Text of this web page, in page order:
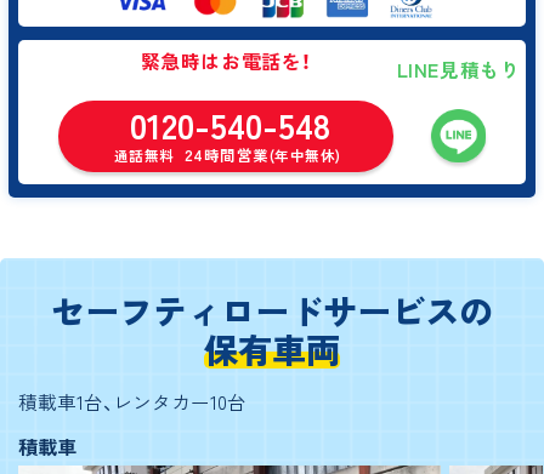
緊急時はお電話を！
0120-540-548
通話無料 24時間営業(年中無休)
LINE見積もり
セーフティロードサービスの
保有車両
積載車1台、レンタカー10台
積載車